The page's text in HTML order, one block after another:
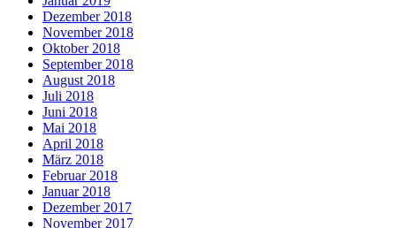
Dezember 2018
November 2018
Oktober 2018
September 2018
August 2018
Juli 2018
Juni 2018
Mai 2018
April 2018
März 2018
Februar 2018
Januar 2018
Dezember 2017
November 2017